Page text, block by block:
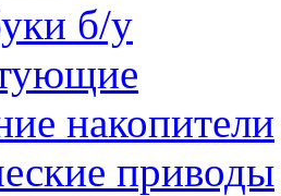
б/у
накопители
приводы